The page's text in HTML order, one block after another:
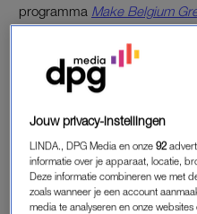
programma Make Belgium
redder te vinden. Er kwamen
redactie. Ook van collega’s
herkenden in Chaphekars
HELD
Zelf was Lowel nog niet
verhaal herkende hij
tekening die op basis van
Jouw privacy-instellingen
LINDA., DPG Media en onze92
informatie over je apparaat, locatie,
Deze informatie combineren we met
zoals wanneer je een account
media te analyseren en onze